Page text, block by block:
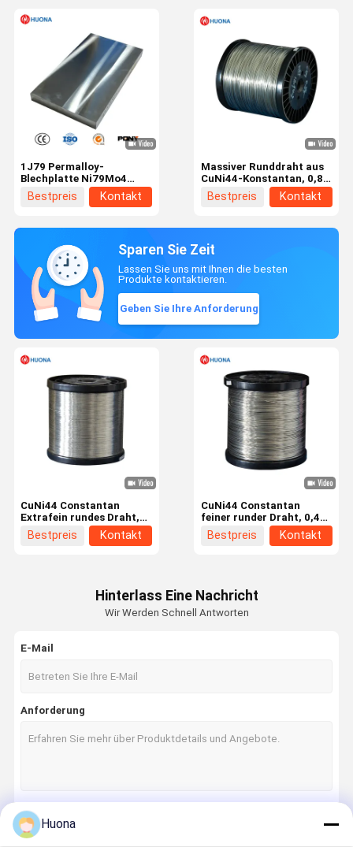
Zu Hause Produkte Videos VR-Show
& Precision Devices
Draht für Magnetschutz-
und
Transformatoranwendungen
1J79 Permalloy-
Blechplatte Ni79Mo4
Weichmagnetische
Nickel-
Hochpermeabilitätspräzisionslegierungsplatte
Abschirmung und
Transformatorkern
Bestpreis Kontakt
Massiver Runddraht aus
CuNi44-Konstantan, 0,80
mm Durchmesser,
hochstabiler Kupfer-
für
und
Bestpreis Kontakt
Sparen Sie Zeit
Lassen Sie uns mit Ihnen die besten
Produkte kontaktieren.
Geben Sie Ihre Anforderung
CuNi44 Constantan
feiner runder Draht, 0,40
mm Durchmesser
CW50600 Kupfer-Nickel-
für Präzisionssensoren
und Mini-
Widerstandsfertigung
Bestpreis Kontakt
CuNi44 Constantan
Extrafein rundes Draht,
0,25 mm Durchmesser
Legierung CW50600
Thermosensorherstellung
Bestpreis Kontakt
Hinterlass Eine Nachricht
Wir Werden Schnell Antworten
E-Mail
Anforderung
Huona